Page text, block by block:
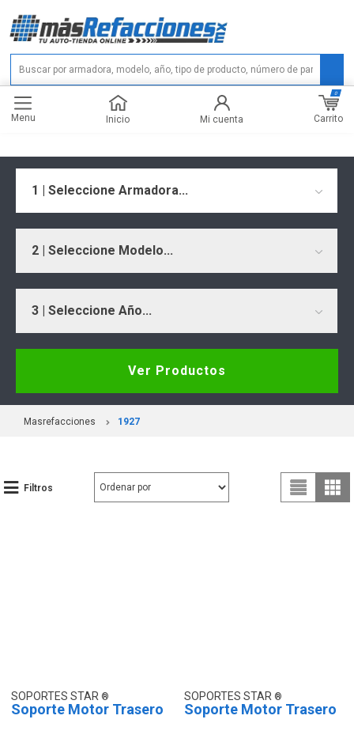
Menu Inicio Mi cuenta Carrito
0
1 | Seleccione Armadora...
2 | Seleccione Modelo...
3 | Seleccione Año...
Ver Productos
Masrefacciones 1927
Filtros
SOPORTES STAR
Soporte Motor Trasero
SOPORTES STAR
Soporte Motor Trasero